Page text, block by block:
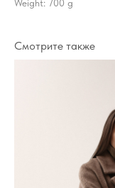
Weight: 700 g
Смотрите также